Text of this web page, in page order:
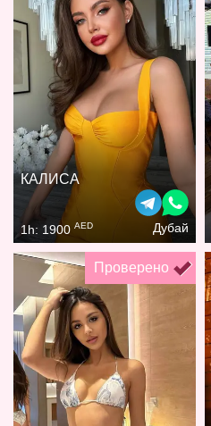
КАЛИСА
1h: 1900 AED Дубай
Проверено